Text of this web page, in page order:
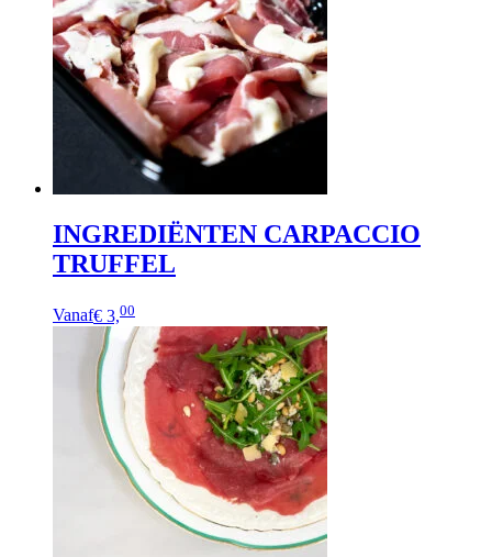
INGREDIËNTEN CARPACCIO
TRUFFEL
Vanaf€ 3,00